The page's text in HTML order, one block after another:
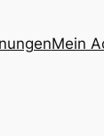
Mein